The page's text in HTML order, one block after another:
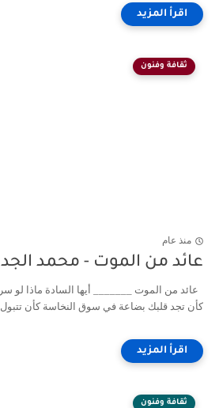
ثقافة وفنون
منذ عام
عائد من الموت - محمد
عائد من الموت _______ أيها السادة ماذا لو
كأن تجد قلبك بضاعة في سوق النخاسة كأن تتبول
ثقافة وفنون